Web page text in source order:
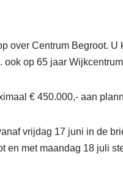
over Centrum Begroot. U
op 65 jaar
€ 450.000,- aan
vrijdag 17 juni in de
en met maandag 18 juli